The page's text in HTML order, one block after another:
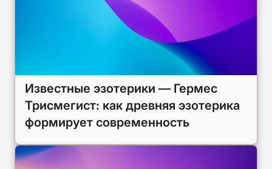
Известные эзотерики — Гермес
Трисмегист: как древняя эзотерика
формирует современность